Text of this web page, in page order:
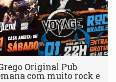
Original Pub
com muito rock e